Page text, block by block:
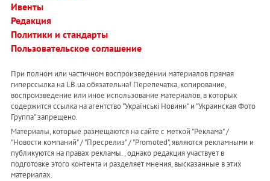
Ивенты
Редакция
Политики и стандарты
Пользовательское соглашение
При полном или частичном воспроизведении материалов прямая
гиперссылка на LB.ua обязательна! Перепечатка, копирование,
воспроизведение или иное использование материалов, в которых
содержится ссылка на агентство "Українськi Новини" и "Украинская Фото
Группа" запрещено.
Материалы, которые размещаются на сайте с меткой "Реклама" /
"Новости компаний" / "Пресрелиз" / "Promoted", являются рекламными и
публикуются на правах рекламы. , однако редакция участвует в
подготовке этого контента и разделяет мнения, высказанные в этих
материалах.